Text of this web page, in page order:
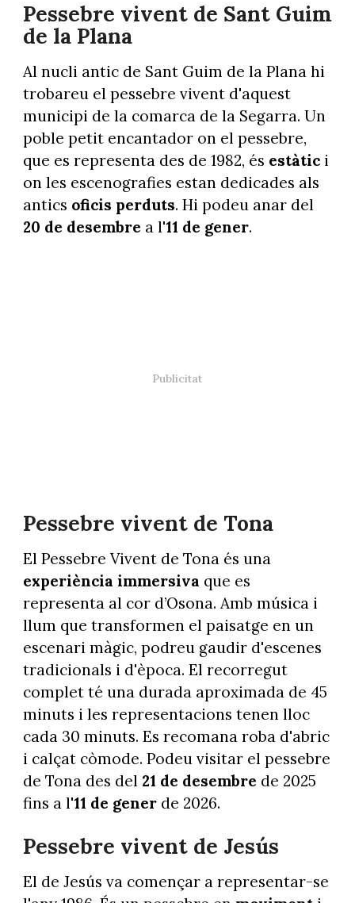
Pessebre vivent de Sant Guim
de la Plana
Al nucli antic de Sant Guim de la Plana hi
trobareu el pessebre vivent d'aquest
municipi de la comarca de la Segarra. Un
poble petit encantador on el pessebre,
que es representa des de 1982, és estàtic i
on les escenografies estan dedicades als
antics oficis perduts. Hi podeu anar del
20 de desembre a l'11 de gener.
Pessebre vivent de Tona
El Pessebre Vivent de Tona és una
experiència immersiva que es
representa al cor d’Osona. Amb música i
llum que transformen el paisatge en un
escenari màgic, podreu gaudir d'escenes
tradicionals i d'època. El recorregut
complet té una durada aproximada de 45
minuts i les representacions tenen lloc
cada 30 minuts. Es recomana roba d'abric
i calçat còmode. Podeu visitar el pessebre
de Tona des del 21 de desembre de 2025
fins a l'11 de generde 2026.
Pessebre vivent de Jesús
El de Jesús va començar a representar-se